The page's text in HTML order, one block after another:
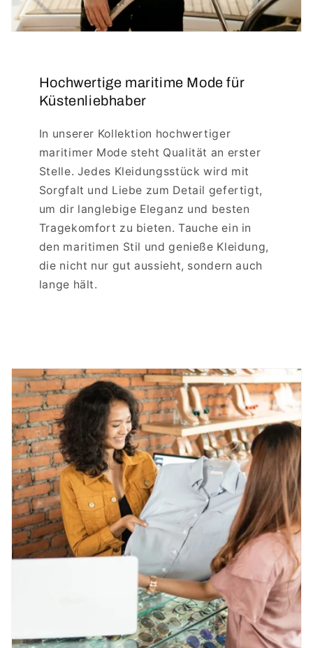
Hochwertige maritime Mode für
Küstenliebhaber
In unserer Kollektion hochwertiger
maritimer Mode steht Qualität an erster
Stelle. Jedes Kleidungsstück wird mit
Sorgfalt und Liebe zum Detail gefertigt,
um dir langlebige Eleganz und besten
Tragekomfort zu bieten. Tauche ein in
den maritimen Stil und genieße Kleidung,
die nicht nur gut aussieht, sondern auch
lange hält.